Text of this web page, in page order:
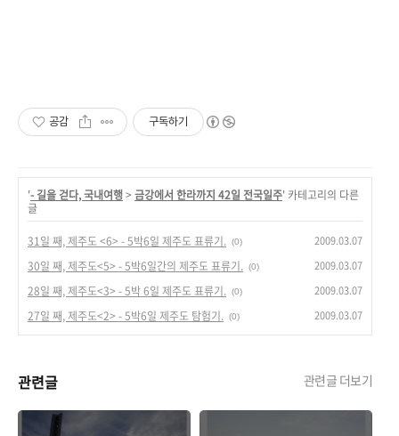
공감 구독하기
'- 길을 걷다, 국내여행> 금강에서 한라까지 42일 전국일주' 카테고리의 다른
글
31일 째, 제주도 <6> - 5박6일 제주도 표류기. (0) 2009.03.07
30일 째, 제주도<5> - 5박6일간의 제주도 표류기. (0) 2009.03.07
28일 째, 제주도<3> - 5박 6일 제주도 표류기. (0) 2009.03.07
27일 째, 제주도<2> - 5박6일 제주도 탐험기. (0) 2009.03.07
관련글 관련글 더보기